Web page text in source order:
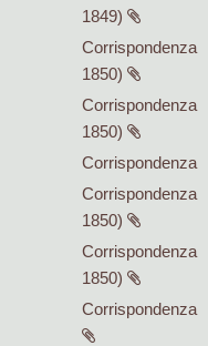
1849)
Corrispondenza
1850)
Corrispondenza
1850)
Corrispondenza
Corrispondenza
1850)
Corrispondenza
1850)
Corrispondenza